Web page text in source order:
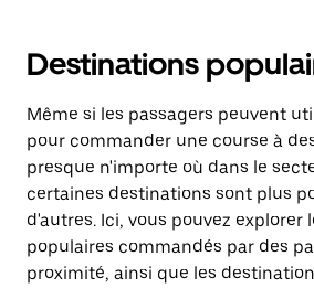
Destinations
Même si les passagers peuvent
pour commander une course à
presque n'importe où dans le
certaines destinations sont plus
d'autres. Ici, vous pouvez explorer
populaires commandés par des
proximité, ainsi que les